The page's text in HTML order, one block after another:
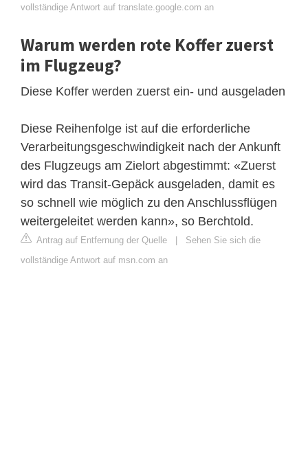
vollständige Antwort auf translate.google.com an
Warum werden rote Koffer zuerst
im Flugzeug?
Diese Koffer werden zuerst ein- und ausgeladen
Diese Reihenfolge ist auf die erforderliche
Verarbeitungsgeschwindigkeit nach der Ankunft
des Flugzeugs am Zielort abgestimmt: «Zuerst
wird das Transit-Gepäck ausgeladen, damit es
so schnell wie möglich zu den Anschlussflügen
weitergeleitet werden kann», so Berchtold.
Antrag auf Entfernung der Quelle | Sehen Sie sich die
vollständige Antwort auf msn.com an